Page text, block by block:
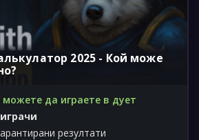
2025 - Кой може
можете да играете в дует
резултати